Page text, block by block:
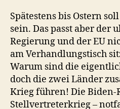
Spätestens bis Ostern
sein. Das passt aber der
Regierung und der EU
am Verhandlungstisch
Warum sind die
doch die zwei Länder
Krieg führen! Die Biden-
Stellvertreterkrieg –